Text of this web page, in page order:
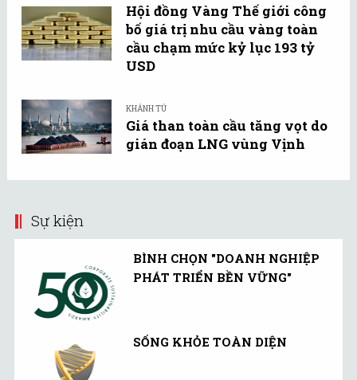
Hội đồng Vàng Thế giới công
bố giá trị nhu cầu vàng toàn
cầu chạm mức kỷ lục 193 tỷ
USD
KHÁNH TÚ
Giá than toàn cầu tăng vọt do
gián đoạn LNG vùng Vịnh
Sự kiện
BÌNH CHỌN "DOANH NGHIỆP
PHÁT TRIỂN BỀN VỮNG"
SỐNG KHỎE TOÀN DIỆN